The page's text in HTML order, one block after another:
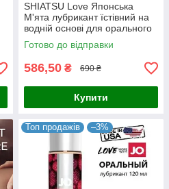
SHIATSU Love Японська
М'ята лубрикант їстівний на
водній основі для орального
або вагінального сексу
аромат м'яти 75 мл Австрія
Готово до відправки
586,50 ₴ 690 ₴
Купити
Топ продажів –3%